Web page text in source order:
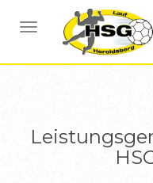
NAVIGATION